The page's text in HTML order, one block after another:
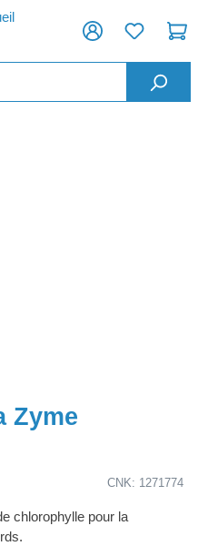
Zyme
CNK: 1271774
chlorophylle pour la